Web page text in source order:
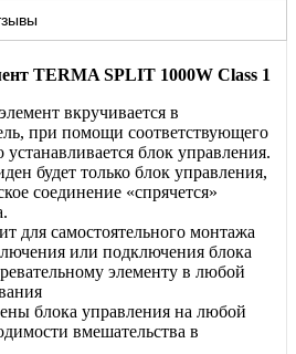
TERMA SPLIT 1000W Class 1
вкручивается в
при помощи соответствующего
устанавливается блок управления.
будет только блок управления,
соединение «спрячется»
для самостоятельного монтажа
или подключения блока
элементу в любой
блока управления на любой
вмешательства в